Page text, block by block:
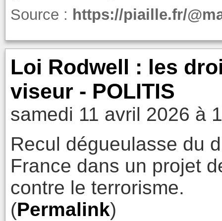
Source : https://piaille.fr/
Loi Rodwell : les
viseur - POLITIS
samedi 11 avril 2026 à
Recul dégueulasse du
France dans un projet
contre le terrorisme.
(Permalink)